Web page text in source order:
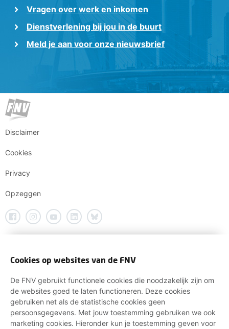
Vragen over werk en inkomen
Dienstverlening bij jou in de buurt
Meld je aan voor onze nieuwsbrief
Disclaimer
Cookies
Privacy
Opzeggen
Cookies op websites van de FNV
De FNV gebruikt functionele cookies die noodzakelijk zijn om
de websites goed te laten functioneren. Deze cookies
gebruiken net als de statistische cookies geen
persoonsgegevens. Met jouw toestemming gebruiken we ook
marketing cookies. Hieronder kun je toestemming geven voor